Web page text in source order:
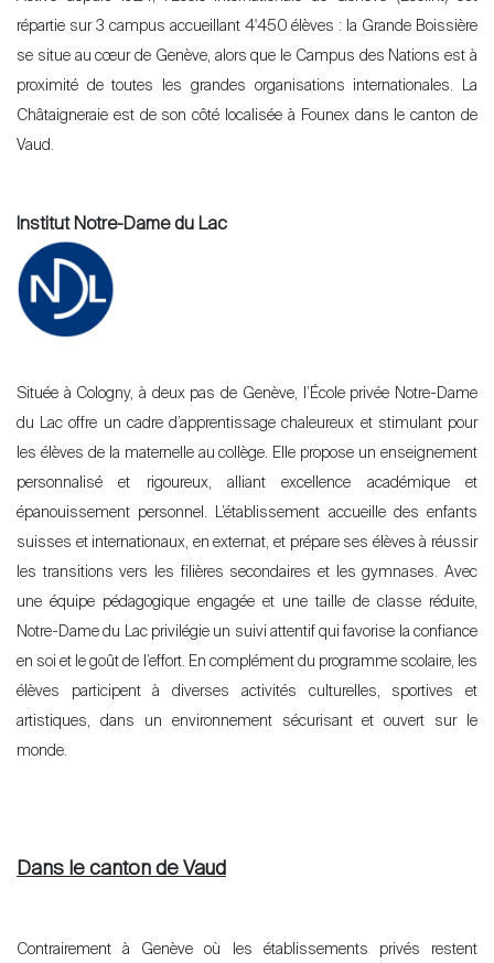
Acheter
Louer
répartie sur 3 campus accueillant 4'450 élèves : la Grande Boissière
se situe au cœur de Genève, alors que le Campus des Nations est à
proximité de toutes les grandes organisations internationales. La
Châtaigneraie est de son côté localisée à Founex dans le canton de
Vaud.
Institut Notre-Dame du Lac
Située à Cologny, à deux pas de Genève, l’École privée Notre-Dame
du Lac offre un cadre d’apprentissage chaleureux et stimulant pour
les élèves de la maternelle au collège. Elle propose un enseignement
personnalisé et rigoureux, alliant excellence académique et
épanouissement personnel. L’établissement accueille des enfants
suisses et internationaux, en externat, et prépare ses élèves à réussir
les transitions vers les filières secondaires et les gymnases. Avec
une équipe pédagogique engagée et une taille de classe réduite,
Notre-Dame du Lac privilégie un suivi attentif qui favorise la confiance
en soi et le goût de l’effort. En complément du programme scolaire, les
élèves participent à diverses activités culturelles, sportives et
artistiques, dans un environnement sécurisant et ouvert sur le
monde.
Dans le canton de Vaud
Contrairement à Genève où les établissements privés restent